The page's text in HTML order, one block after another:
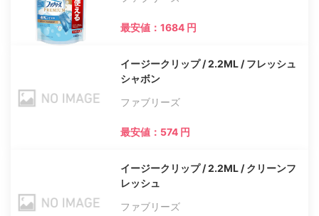
最安値：1684 円
イージークリップ / 2.2ML / フレッシュ
シャボン
ファブリーズ
最安値：574 円
イージークリップ / 2.2ML / クリーンフ
レッシュ
ファブリーズ